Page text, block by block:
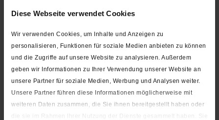
Diese Webseite verwendet Cookies
Wir verwenden Cookies, um Inhalte und Anzeigen zu
personalisieren, Funktionen für soziale Medien anbieten zu können
und die Zugriffe auf unsere Website zu analysieren. Außerdem
geben wir Informationen zu Ihrer Verwendung unserer Website an
unsere Partner für soziale Medien, Werbung und Analysen weiter.
Unsere Partner führen diese Informationen möglicherweise mit
weiteren Daten zusammen, die Sie ihnen bereitgestellt haben oder
die sie im Rahmen Ihrer Nutzung der Dienste gesammelt haben. Sie
20 bis 40 mm
silber